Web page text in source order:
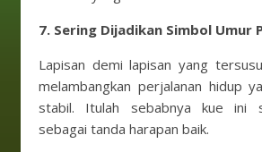
7. Sering Dijadikan Simbol Umur
Lapisan demi lapisan yang
melambangkan perjalanan hidup
stabil. Itulah sebabnya kue ini
sebagai tanda harapan baik.